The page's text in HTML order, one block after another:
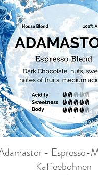
- Espresso-
Kaffeebohnen